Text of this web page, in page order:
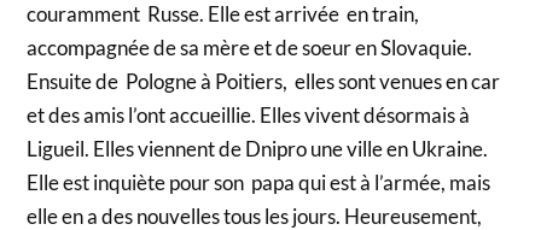
couramment Russe. Elle est arrivée en train,
accompagnée de sa mère et de soeur en Slovaquie.
Ensuite de Pologne à Poitiers, elles sont venues en car
et des amis l’ont accueillie. Elles vivent désormais à
Ligueil. Elles viennent de Dnipro une ville en Ukraine.
Elle est inquiète pour son papa qui est à l’armée, mais
elle en a des nouvelles tous les jours. Heureusement,